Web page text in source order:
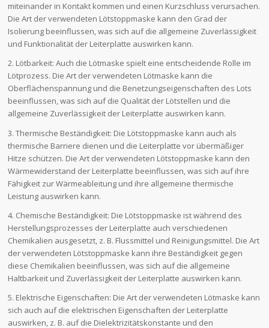
miteinander in Kontakt kommen und einen Kurzschluss verursachen.
Die Art der verwendeten Lötstoppmaske kann den Grad der
Isolierung beeinflussen, was sich auf die allgemeine Zuverlässigkeit
und Funktionalität der Leiterplatte auswirken kann.
2. Lötbarkeit: Auch die Lötmaske spielt eine entscheidende Rolle im
Lötprozess. Die Art der verwendeten Lötmaske kann die
Oberflächenspannung und die Benetzungseigenschaften des Lots
beeinflussen, was sich auf die Qualität der Lötstellen und die
allgemeine Zuverlässigkeit der Leiterplatte auswirken kann.
3. Thermische Beständigkeit: Die Lötstoppmaske kann auch als
thermische Barriere dienen und die Leiterplatte vor übermäßiger
Hitze schützen. Die Art der verwendeten Lötstoppmaske kann den
Wärmewiderstand der Leiterplatte beeinflussen, was sich auf ihre
Fähigkeit zur Wärmeableitung und ihre allgemeine thermische
Leistung auswirken kann.
4. Chemische Beständigkeit: Die Lötstoppmaske ist während des
Herstellungsprozesses der Leiterplatte auch verschiedenen
Chemikalien ausgesetzt, z. B. Flussmittel und Reinigungsmittel. Die Art
der verwendeten Lötstoppmaske kann ihre Beständigkeit gegen
diese Chemikalien beeinflussen, was sich auf die allgemeine
Haltbarkeit und Zuverlässigkeit der Leiterplatte auswirken kann.
5. Elektrische Eigenschaften: Die Art der verwendeten Lötmaske kann
sich auch auf die elektrischen Eigenschaften der Leiterplatte
auswirken, z. B. auf die Dielektrizitätskonstante und den